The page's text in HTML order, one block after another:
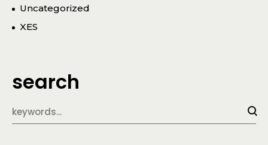
Uncategorized
XES
search